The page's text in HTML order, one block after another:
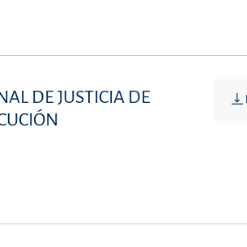
DE JUSTICIA DE